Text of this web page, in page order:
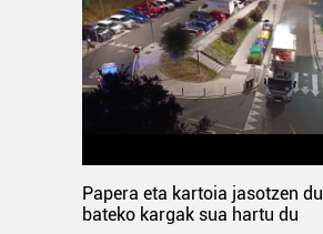
Papera eta kartoia jasotzen
bateko kargak sua hartu du